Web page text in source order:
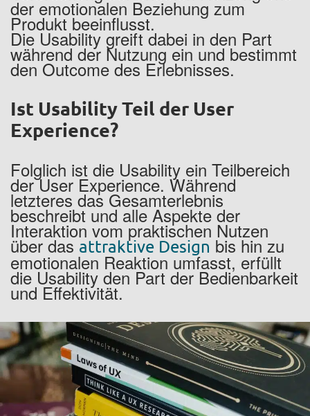
der emotionalen Beziehung zum
Produkt beeinflusst.
Die Usability greift dabei in den Part
während der Nutzung ein und bestimmt
den Outcome des Erlebnisses.
Ist Usability Teil der User
Experience?
Folglich ist die Usability ein Teilbereich
der User Experience. Während
letzteres das Gesamterlebnis
beschreibt und alle Aspekte der
Interaktion vom praktischen Nutzen
über dasattraktive Designbis hin zu
emotionalen Reaktion umfasst, erfüllt
die Usability den Part der Bedienbarkeit
und Effektivität.